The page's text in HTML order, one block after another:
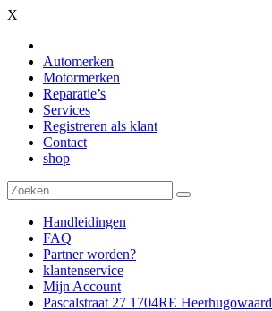
X
Automerken
Motormerken
Reparatie’s
Services
Registreren als klant
Contact
shop
Handleidingen
FAQ
Partner worden?
klantenservice
Mijn Account
Pascalstraat 27 1704RE Heerhugowaard